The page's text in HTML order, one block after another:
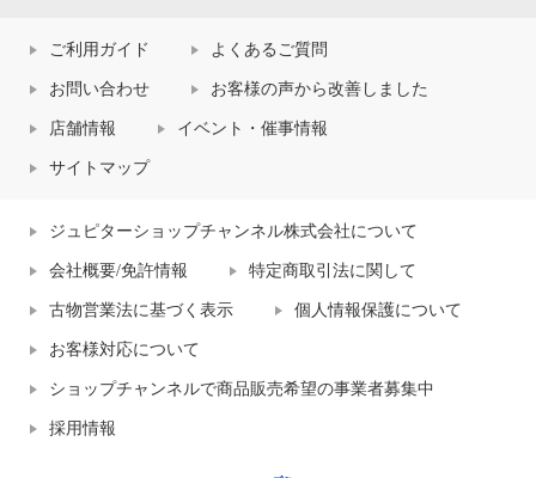
ご利用ガイド よくあるご質問
お問い合わせ お客様の声から改善しました
店舗情報 イベント・催事情報
サイトマップ
ジュピターショップチャンネル株式会社について
会社概要/免許情報 特定商取引法に関して
古物営業法に基づく表示 個人情報保護について
お客様対応について
ショップチャンネルで商品販売希望の事業者募集中
採用情報